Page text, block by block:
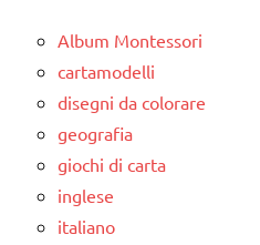
Album Montessori
cartamodelli
disegni da colorare
geografia
giochi di carta
inglese
italiano